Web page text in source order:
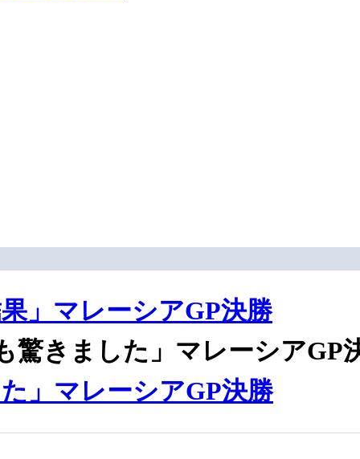
」マレーシアGP決勝
驚きました」マレーシアGP
」マレーシアGP決勝